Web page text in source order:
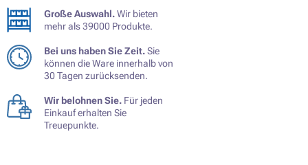
Große Auswahl.Wir bieten
mehr als 39000 Produkte.
Bei uns haben Sie Zeit.Sie
können die Ware innerhalb von
30 Tagen zurücksenden.
Wir belohnen Sie. Für jeden
Einkauf erhalten Sie
Treuepunkte.